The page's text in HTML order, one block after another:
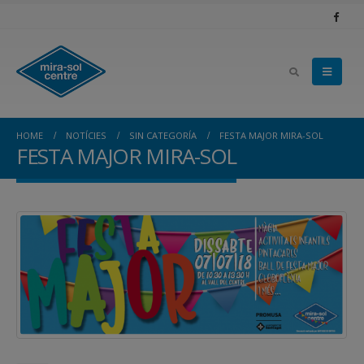
HOME NOTÍCIES SIN CATEGORÍA FESTA MAJOR MIRA-SOL
FESTA MAJOR MIRA-SOL